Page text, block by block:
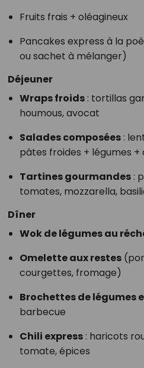
Fruits frais + oléagineux
Pancakes express à la
ou sachet à mélanger)
Déjeuner
Wraps froids: tortillas
houmous, avocat
Salades composées:
pâtes froides + légumes
Tartines gourmandes:
tomates, mozzarella,
Dîner
Wok de légumes au
Omelette aux restes
courgettes, fromage)
Brochettes de légumes
barbecue
Chili express: haricots
tomate, épices